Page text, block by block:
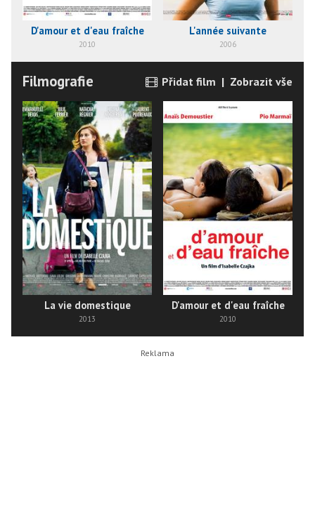
D'amour et d'eau fraîche
2010
L'année suivante
2006
Filmografie Přidat film | Zobrazit vše
La vie domestique
2013
D'amour et d'eau fraîche
2010